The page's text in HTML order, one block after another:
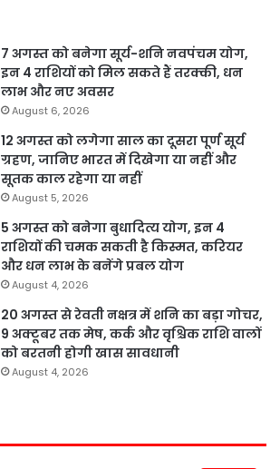
7 अगस्त को बनेगा सूर्य-शनि नवपंचम योग,
इन 4 राशियों को मिल सकते हैं तरक्की, धन
लाभ और नए अवसर
August 6, 2026
12 अगस्त को लगेगा साल का दूसरा पूर्ण सूर्य
ग्रहण, जानिए भारत में दिखेगा या नहीं और
सूतक काल रहेगा या नहीं
August 5, 2026
5 अगस्त को बनेगा बुधादित्य योग, इन 4
राशियों की चमक सकती है किस्मत, करियर
और धन लाभ के बनेंगे प्रबल योग
August 4, 2026
20 अगस्त से रेवती नक्षत्र में शनि का बड़ा गोचर,
9 अक्टूबर तक मेष, कर्क और वृश्चिक राशि वालों
को बरतनी होगी खास सावधानी
August 4, 2026